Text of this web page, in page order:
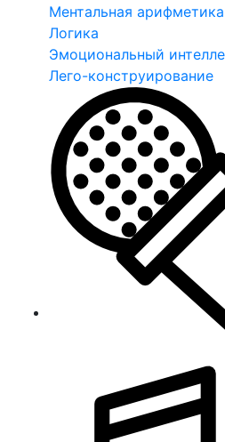
Ментальная арифметика
Логика
Эмоциональный
Лего-конструирование